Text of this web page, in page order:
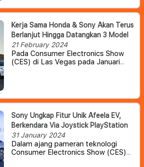
Kerja Sama Honda & Sony Akan Terus
Berlanjut Hingga Datangkan 3 Model
21 February 2024
Pada Consumer Electronics Show
(CES) di Las Vegas pada Januari
mengatakan bahwa akan ada dua
mobil lagi yang tiba di beberapa
tahun mendatang
Sony Ungkap Fitur Unik Afeela EV,
Berkendara Via Joystick PlayStation
31 January 2024
Dalam ajang pameran teknologi
Consumer Electronics Show (CES)